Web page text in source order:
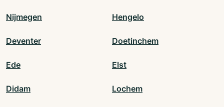
Nijmegen Hengelo
Deventer Doetinchem
Ede Elst
Didam Lochem